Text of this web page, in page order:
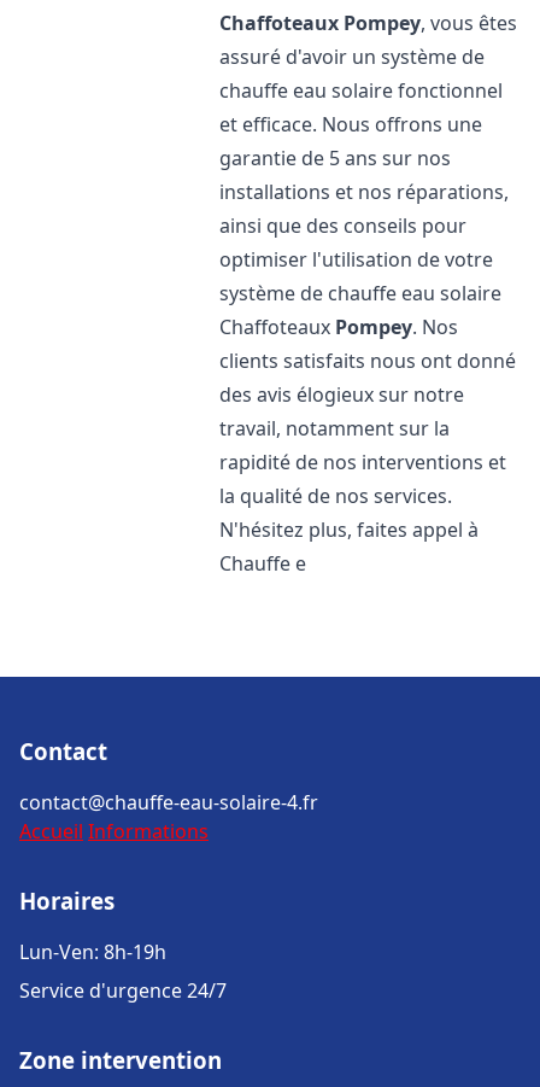
Chaffoteaux Pompey, vous êtes
assuré d'avoir un système de
chauffe eau solaire fonctionnel
et efficace. Nous offrons une
garantie de 5 ans sur nos
installations et nos réparations,
ainsi que des conseils pour
optimiser l'utilisation de votre
système de chauffe eau solaire
Chaffoteaux Pompey. Nos
clients satisfaits nous ont donné
des avis élogieux sur notre
travail, notamment sur la
rapidité de nos interventions et
la qualité de nos services.
N'hésitez plus, faites appel à
Chauffe e
Contact
contact@chauffe-eau-solaire-4.fr
Accueil Informations
Horaires
Lun-Ven: 8h-19h
Service d'urgence 24/7
Zone intervention